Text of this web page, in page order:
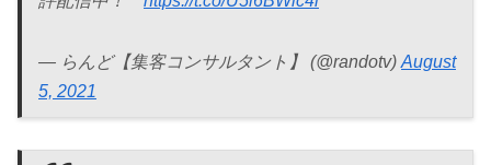
— らんど【集客コンサルタント】 (@randotv) August
5, 2021